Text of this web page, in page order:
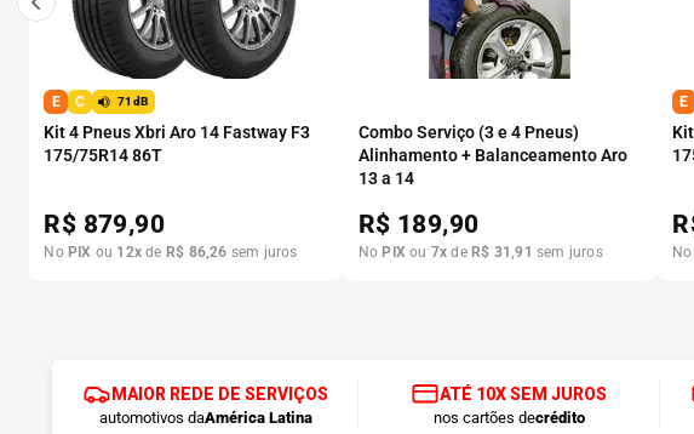
E C 71dB
Kit 4 Pneus Xbri Aro 14 Fastway F3
175/75R14 86T
R$ 879,90
No PIX ou 12x de R$ 86,26 sem juros
Combo Serviço (3 e 4 Pneus)
Alinhamento + Balanceamento Aro
13 a 14
R$ 189,90
No PIX ou 7x de R$ 31 ,91 sem juros
E
No
MAIOR REDE DE SERVIÇOS
automotivos daAmérica Latina
ATÉ 10X SEM JUROS
nos cartões decrédito